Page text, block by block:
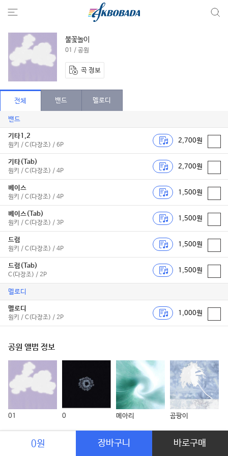
불꽃놀이
01 / 공원
곡 정보
전체 밴드 멜로디
밴드
기타1,2
원키 / C(다장조) / 6P
2,700원
기타(Tab)
원키 / C(다장조) / 4P
2,700원
베이스
원키 / C(다장조) / 4P
1,500원
베이스(Tab)
원키 / C(다장조) / 3P
1,500원
드럼
원키 / C(다장조) / 4P
1,500원
드럼(Tab)
C(다장조) / 2P
1,500원
멜로디
멜로디
원키 / C(다장조) / 2P
1,000원
공원 앨범 정보
01 0 메아리 곰팡이
공원 다른 곡들
0원 장바구니 바로구매